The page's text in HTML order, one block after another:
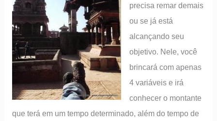
precisa remar demais
ou se já está
alcançando seu
objetivo. Nele, você
brincará com apenas
4 variáveis e irá
conhecer o montante
que terá em um tempo determinado, além do tempo de